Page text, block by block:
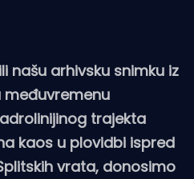
našu arhivsku snimku iz
međuvremenu
trajekta
kaos u plovidbi ispred
vrata, donosimo